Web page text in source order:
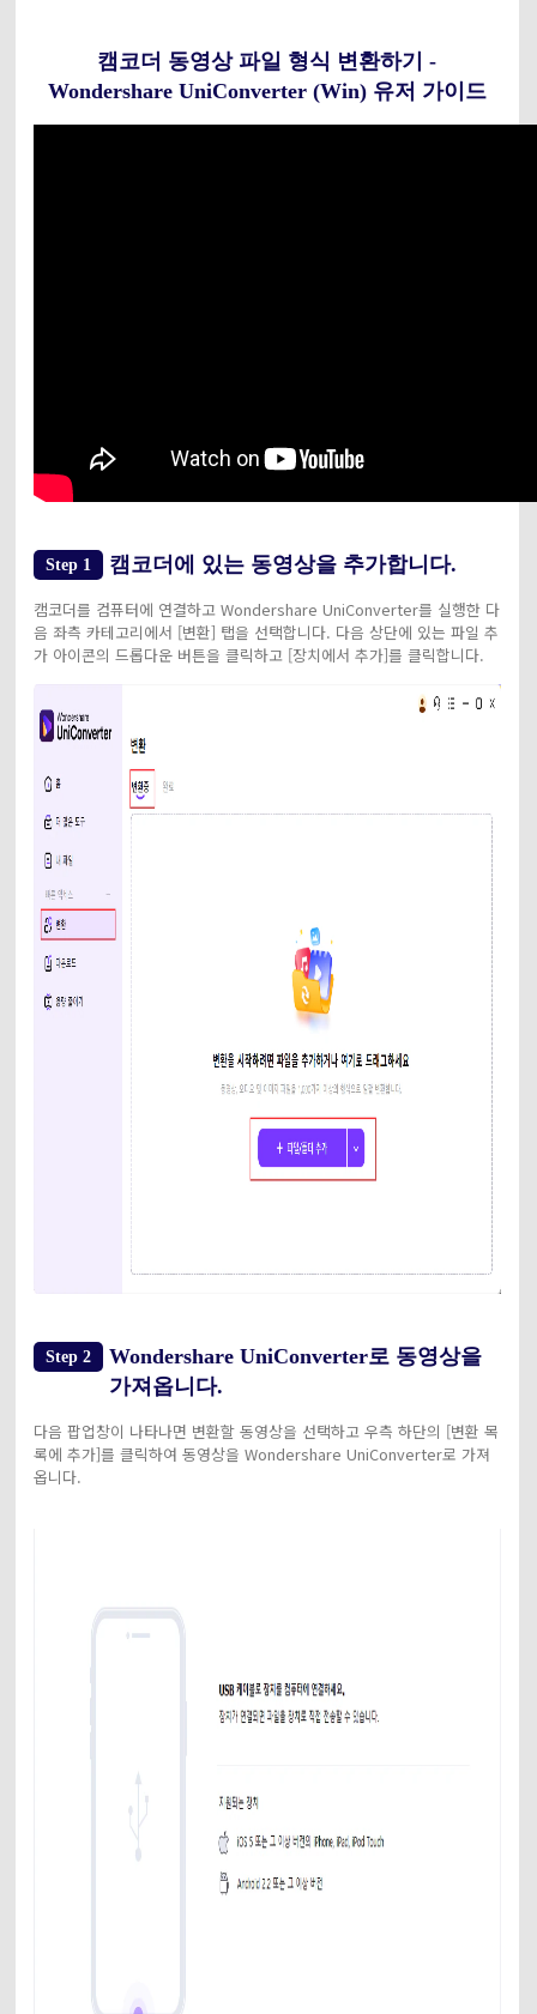
캠코더 동영상 파일 형식 변환하기 -
Wondershare UniConverter (Win) 유저 가이드
Step 1 캠코더에 있는 동영상을 추가합니다.
캠코더를 컴퓨터에 연결하고 Wondershare UniConverter를 실행한 다
음 좌측 카테고리에서 [변환] 탭을 선택합니다. 다음 상단에 있는 파일 추
가 아이콘의 드롭다운 버튼을 클릭하고 [장치에서 추가]를 클릭합니다.
Step 2
Wondershare UniConverter로 동영상을
가져옵니다.
다음 팝업창이 나타나면 변환할 동영상을 선택하고 우측 하단의 [변환 목
록에 추가]를 클릭하여 동영상을 Wondershare UniConverter로 가져
옵니다.